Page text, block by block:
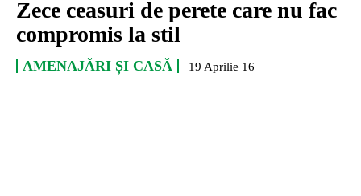
Zece ceasuri de perete care nu fac
compromis la stil
AMENAJĂRI ȘI CASĂ 19 Aprilie 16